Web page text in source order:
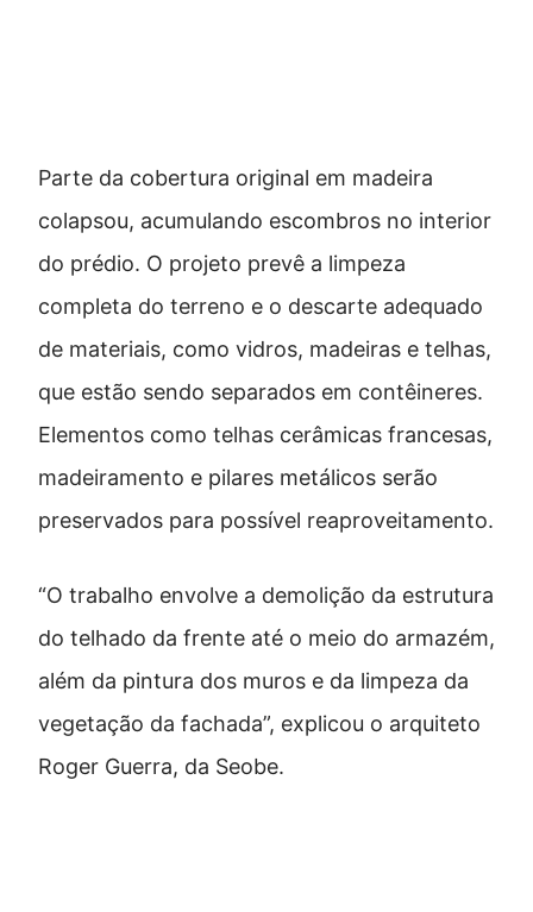
Parte da cobertura original em madeira
colapsou, acumulando escombros no interior
do prédio. O projeto prevê a limpeza
completa do terreno e o descarte adequado
de materiais, como vidros, madeiras e telhas,
que estão sendo separados em contêineres.
Elementos como telhas cerâmicas francesas,
madeiramento e pilares metálicos serão
preservados para possível reaproveitamento.
“O trabalho envolve a demolição da estrutura
do telhado da frente até o meio do armazém,
além da pintura dos muros e da limpeza da
vegetação da fachada”, explicou o arquiteto
Roger Guerra, da Seobe.